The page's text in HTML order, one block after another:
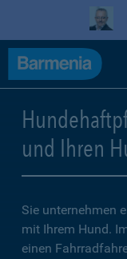
und Ihren
Sie unternehmen
mit Ihrem Hund.
einen